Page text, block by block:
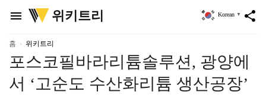
menu
위
키
리
위키트리 share
Korean ▼
홈 위키트리
포스코필바라리튬솔루션, 광양에
서 ‘고순도 수산화리튬 생산공장’